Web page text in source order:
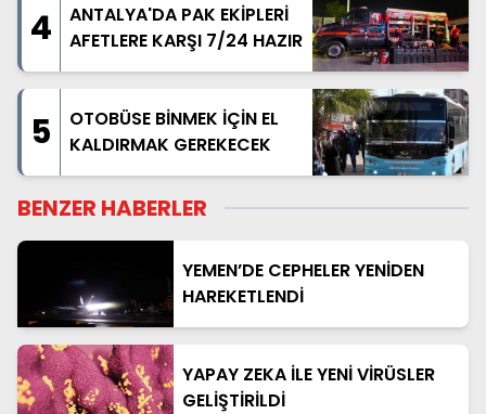
4
ANTALYA'DA PAK EKİPLERİ
AFETLERE KARŞI 7/24 HAZIR
5
OTOBÜSE BİNMEK İÇİN EL
KALDIRMAK GEREKECEK
BENZER HABERLER
YEMEN’DE CEPHELER YENİDEN
HAREKETLENDİ
YAPAY ZEKA İLE YENİ VİRÜSLER
GELİŞTİRİLDİ